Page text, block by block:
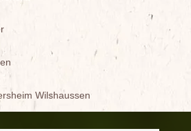
Wilshaussen